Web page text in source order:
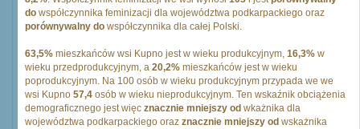
do współczynnika feminizacji dla województwa podkarpackiego oraz
porównywalny do współczynnika dla całej Polski.
63,5% mieszkańców wsi Kupno jest w wieku produkcyjnym, 16,3% w
wieku przedprodukcyjnym, a 20,2% mieszkańców jest w wieku
poprodukcyjnym. Na 100 osób w wieku produkcyjnym przypada we we
wsi Kupno 57,4 osób w wieku nieprodukcyjnym. Ten wskaźnik obciążenia
demograficznego jest więc znacznie mniejszy od wkażnika dla
województwa podkarpackiego oraz znacznie mniejszy od wskażnika